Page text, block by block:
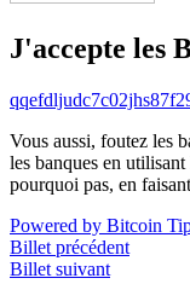
J'accepte les
Vous aussi, foutez les
les banques en
pourquoi pas, en
Powered by Bitcoin
Billet précédent
Billet suivant